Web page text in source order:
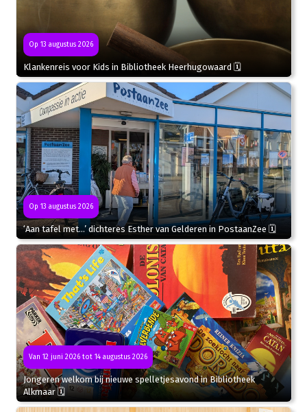
Op 13 augustus 2026
Klankenreis voor Kids in Bibliotheek Heerhugowaard 🗓
Op 13 augustus 2026
‘Aan tafel met…’ dichteres Esther van Gelderen in PostaanZee 🗓
Van 12 juni 2026 tot 14 augustus 2026
Jongeren welkom bij nieuwe spelletjesavond in Bibliotheek
Alkmaar 🗓